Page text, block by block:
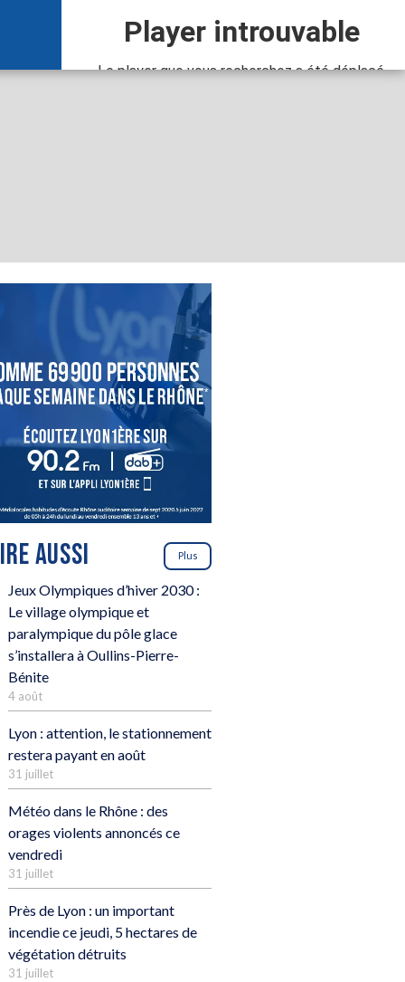
AUSSI Plus
Jeux Olympiques d’hiver 2030 :
Le village olympique et
paralympique du pôle glace
s’installera à Oullins-Pierre-
Bénite
4 août
Lyon : attention, le stationnement
restera payant en août
31 juillet
Météo dans le Rhône : des
orages violents annoncés ce
vendredi
31 juillet
Près de Lyon : un important
incendie ce jeudi, 5 hectares de
végétation détruits
31 juillet